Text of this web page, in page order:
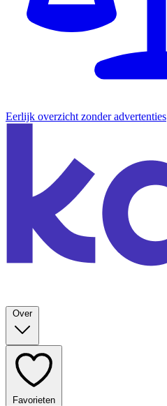
Eerlijk overzicht zonder advertenties
Over
Favorieten